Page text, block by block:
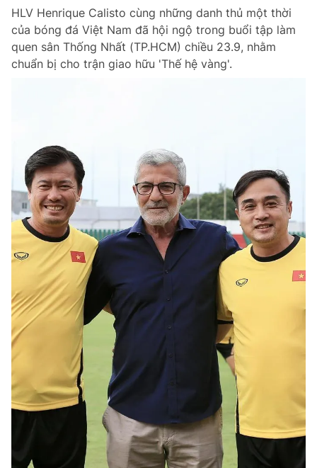
HLV Henrique Calisto cùng những danh thủ một thời
của bóng đá Việt Nam đã hội ngộ trong buổi tập làm
quen sân Thống Nhất (TP.HCM) chiều 23.9, nhằm
chuẩn bị cho trận giao hữu 'Thế hệ vàng'.